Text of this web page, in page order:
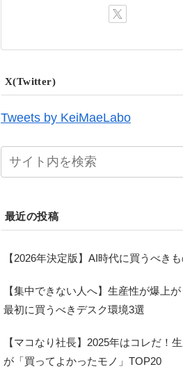
X(Twitter)
Tweets by KeiMaeLabo
最近の投稿
【2026年決定版】AI時代に買うべき
【集中できない人へ】生産性が爆上が
最初に買うべきデスク環境3選
【マコなり社長】2025年はコレだ！
が「買ってよかったモノ」TOP20